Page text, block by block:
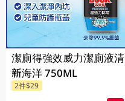
潔廁得強效威力潔廁液清
新海洋 750ML
2件$29